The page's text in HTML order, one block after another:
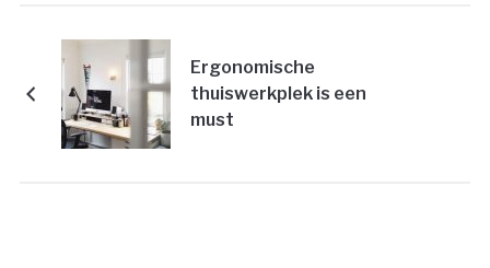
Ergonomische
thuiswerkplek is een
must